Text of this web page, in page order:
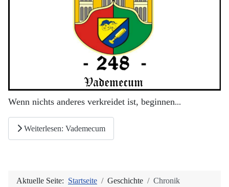
Wenn nichts anderes verkreidet ist, beginnen...
Weiterlesen: Vademecum
Aktuelle Seite: Startseite Geschichte Chronik